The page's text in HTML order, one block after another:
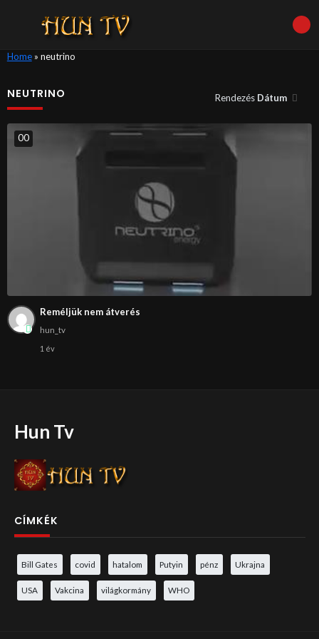
Home» neutrino
NEUTRINO Rendezés Dátum
00
Reméljük nem átverés
hun_tv
1 év
Hun Tv
CÍMKÉK
Bill Gates covid hatalom Putyin pénz Ukrajna
USA Vakcina világkormány WHO